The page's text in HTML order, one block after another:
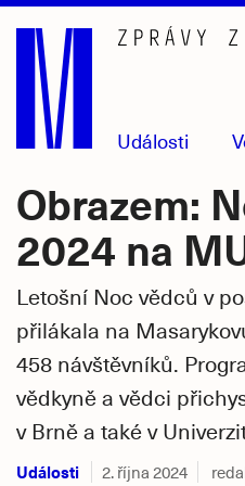
Přejít
hlavní
obsah
Události
Obrazem:
2024 na
Letošní Noc vědců v
přilákala na
458 návštěvníků.
vědkyně a vědci
v Brně a také v
Události 2. října 2024